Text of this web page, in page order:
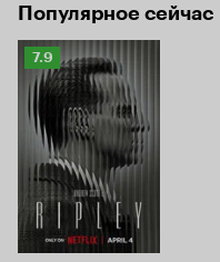
Популярное сейчас
Рейтинг
Кинопоиска
7.9
7.9